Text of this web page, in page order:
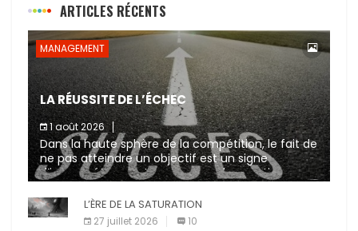
ARTICLES RÉCENTS
MANAGEMENT
LA RÉUSSITE DE L’ÉCHEC
1 août 2026
Dans la haute sphère de la compétition, le fait de
ne pas atteindre un objectif est un signe
d’incompétence et une source de sanctions
diverses (avertissement, […]
L’ÈRE DE LA SATURATION
27 juillet 2026 10